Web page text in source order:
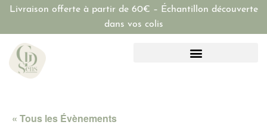
Livraison offerte à partir de 60€ – Échantillon découverte
dans vos colis
« Tous les Évènements